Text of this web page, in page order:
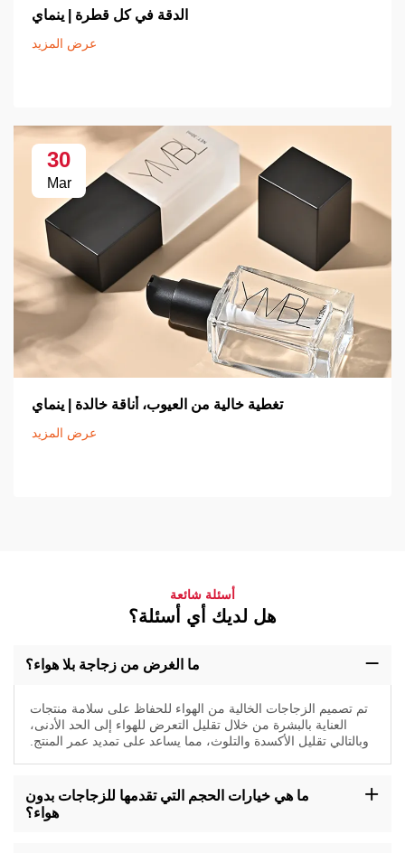
الدقة في كل قطرة | ينماي
عرض المزيد
30
Mar
تغطية خالية من العيوب، أناقة خالدة | ينماي
عرض المزيد
أسئلة شائعة
هل لديك أي أسئلة؟
ما الغرض من زجاجة بلا هواء؟
تم تصميم الزجاجات الخالية من الهواء للحفاظ على سلامة منتجات
العناية بالبشرة من خلال تقليل التعرض للهواء إلى الحد الأدنى،
وبالتالي تقليل الأكسدة والتلوث، مما يساعد على تمديد عمر المنتج.
ما هي خيارات الحجم التي تقدمها للزجاجات بدون
هواء؟